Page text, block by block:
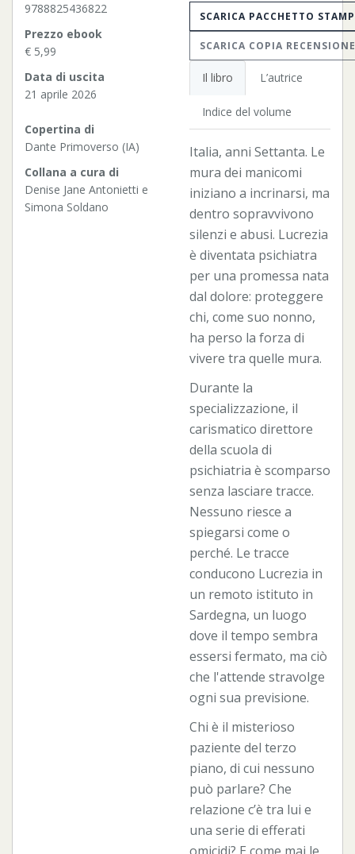
9788825436822
Prezzo ebook
€ 5,99
Data di uscita
21 aprile 2026
Copertina di
Dante Primoverso (IA)
Collana a cura di
Denise Jane Antonietti e
Simona Soldano
SCARICA PACCHETTO
SCARICA COPIA RECENSIONE
Il libro L’autrice
Indice del volume
Italia, anni Settanta. Le
mura dei manicomi
iniziano a incrinarsi, ma
dentro sopravvivono
silenzi e abusi. Lucrezia
è diventata psichiatra
per una promessa nata
dal dolore: proteggere
chi, come suo nonno,
ha perso la forza di
vivere tra quelle mura.
Durante la
specializzazione, il
carismatico direttore
della scuola di
psichiatria è scomparso
senza lasciare tracce.
Nessuno riesce a
spiegarsi come o
perché. Le tracce
conducono Lucrezia in
un remoto istituto in
Sardegna, un luogo
dove il tempo sembra
essersi fermato, ma ciò
che l'attende stravolge
ogni sua previsione.
Chi è il misterioso
paziente del terzo
piano, di cui nessuno
può parlare? Che
relazione c’è tra lui e
una serie di efferati